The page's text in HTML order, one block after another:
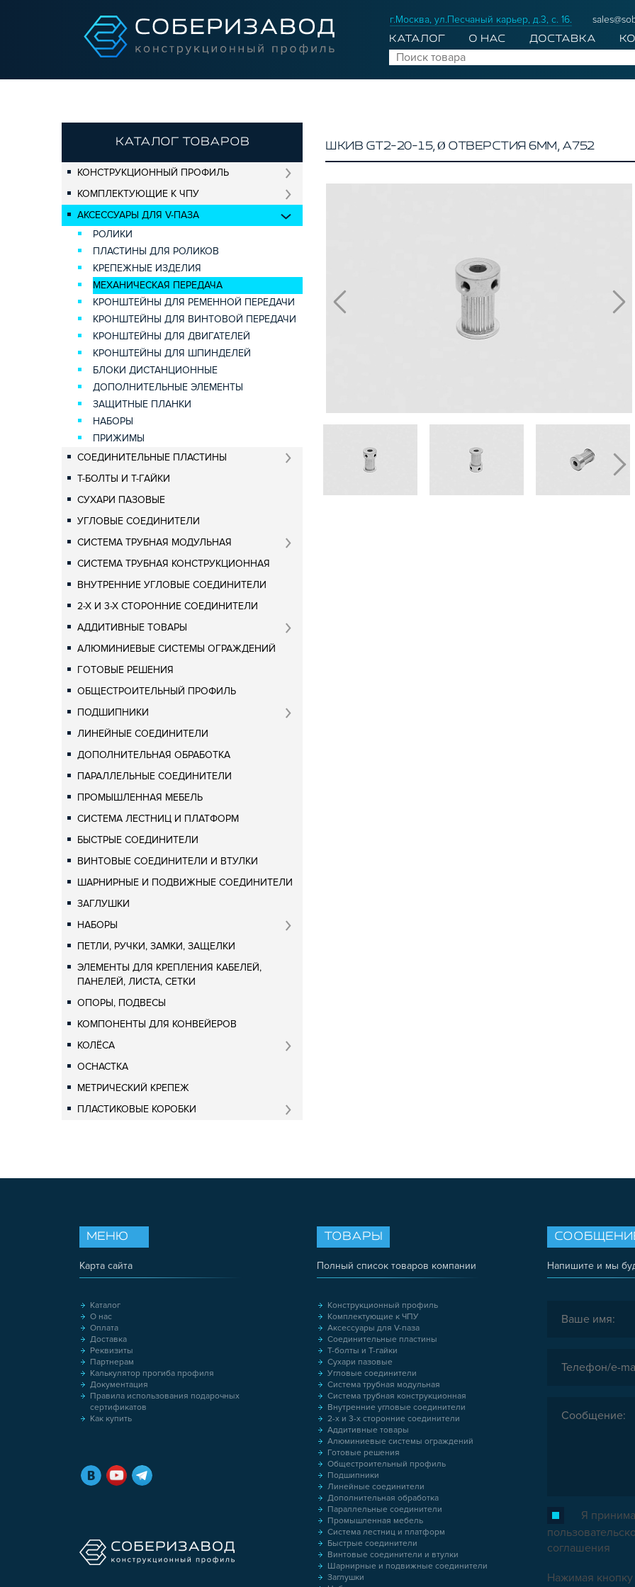
г.Москва, ул.Песчаный карьер, д.3, с. 16.
КАТАЛОГ О НАС ДОСТАВКА
КАТАЛОГ ТОВАРОВ
КОНСТРУКЦИОННЫЙ ПРОФИЛЬ
КОМПЛЕКТУЮЩИЕ К ЧПУ
АКСЕССУАРЫ ДЛЯ V-ПАЗА
РОЛИКИ
ПЛАСТИНЫ ДЛЯ РОЛИКОВ
КРЕПЕЖНЫЕ ИЗДЕЛИЯ
МЕХАНИЧЕСКАЯ ПЕРЕДАЧА
КРОНШТЕЙНЫ ДЛЯ РЕМЕННОЙ ПЕРЕДАЧИ
КРОНШТЕЙНЫ ДЛЯ ВИНТОВОЙ ПЕРЕДАЧИ
КРОНШТЕЙНЫ ДЛЯ ДВИГАТЕЛЕЙ
КРОНШТЕЙНЫ ДЛЯ ШПИНДЕЛЕЙ
БЛОКИ ДИСТАНЦИОННЫЕ
ДОПОЛНИТЕЛЬНЫЕ ЭЛЕМЕНТЫ
ЗАЩИТНЫЕ ПЛАНКИ
НАБОРЫ
ПРИЖИМЫ
СОЕДИНИТЕЛЬНЫЕ ПЛАСТИНЫ
Т-БОЛТЫ И Т-ГАЙКИ
СУХАРИ ПАЗОВЫЕ
УГЛОВЫЕ СОЕДИНИТЕЛИ
СИСТЕМА ТРУБНАЯ МОДУЛЬНАЯ
СИСТЕМА ТРУБНАЯ КОНСТРУКЦИОННАЯ
ВНУТРЕННИЕ УГЛОВЫЕ СОЕДИНИТЕЛИ
2-Х И 3-Х СТОРОННИЕ СОЕДИНИТЕЛИ
АДДИТИВНЫЕ ТОВАРЫ
АЛЮМИНИЕВЫЕ СИСТЕМЫ ОГРАЖДЕНИЙ
ГОТОВЫЕ РЕШЕНИЯ
ОБЩЕСТРОИТЕЛЬНЫЙ ПРОФИЛЬ
ПОДШИПНИКИ
ЛИНЕЙНЫЕ СОЕДИНИТЕЛИ
ДОПОЛНИТЕЛЬНАЯ ОБРАБОТКА
ПАРАЛЛЕЛЬНЫЕ СОЕДИНИТЕЛИ
ПРОМЫШЛЕННАЯ МЕБЕЛЬ
СИСТЕМА ЛЕСТНИЦ И ПЛАТФОРМ
БЫСТРЫЕ СОЕДИНИТЕЛИ
ВИНТОВЫЕ СОЕДИНИТЕЛИ И ВТУЛКИ
ШАРНИРНЫЕ И ПОДВИЖНЫЕ СОЕДИНИТЕЛИ
ЗАГЛУШКИ
НАБОРЫ
ПЕТЛИ, РУЧКИ, ЗАМКИ, ЗАЩЕЛКИ
ЭЛЕМЕНТЫ ДЛЯ КРЕПЛЕНИЯ КАБЕЛЕЙ,
ПАНЕЛЕЙ, ЛИСТА, СЕТКИ
ОПОРЫ, ПОДВЕСЫ
КОМПОНЕНТЫ ДЛЯ КОНВЕЙЕРОВ
КОЛЁСА
ОСНАСТКА
МЕТРИЧЕСКИЙ КРЕПЕЖ
ПЛАСТИКОВЫЕ КОРОБКИ
ШКИВ GT2-20-15, Ø ОТВЕРСТИЯ 6ММ, A752
Напишите и мы
Я
соглашения
Нажимая кнопку
ТОВАРЫ
Полный список товаров компании
Конструкционный профиль
Комплектующие к ЧПУ
Аксессуары для V-паза
Соединительные пластины
Т-болты и Т-гайки
Сухари пазовые
Угловые соединители
Система трубная модульная
Система трубная конструкционная
Внутренние угловые соединители
2-х и 3-х сторонние соединители
Аддитивные товары
Алюминиевые системы ограждений
Готовые решения
Общестроительный профиль
Подшипники
Линейные соединители
Дополнительная обработка
Параллельные соединители
Промышленная мебель
Система лестниц и платформ
Быстрые соединители
Винтовые соединители и втулки
Шарнирные и подвижные соединители
Заглушки
МЕНЮ
Карта сайта
Каталог
О нас
Оплата
Доставка
Реквизиты
Партнерам
Калькулятор прогиба профиля
Документация
Правила использования подарочных
сертификатов
Как купить